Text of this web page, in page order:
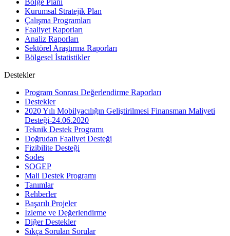
Kurumsal Stratejik Plan
Çalışma Programları
Faaliyet Raporları
Analiz Raporları
Sektörel Araştırma Raporları
Bölgesel İstatistikler
Destekler
Program Sonrası Değerlendirme Raporları
Destekler
2020 Yılı Mobilyacılığın Geliştirilmesi Finansman Maliyeti
Desteği-24.06.2020
Teknik Destek Programı
Doğrudan Faaliyet Desteği
Fizibilite Desteği
Sodes
SOGEP
Mali Destek Programı
Tanımlar
Rehberler
Başarılı Projeler
İzleme ve Değerlendirme
Diğer Destekler
Sıkça Sorulan Sorular